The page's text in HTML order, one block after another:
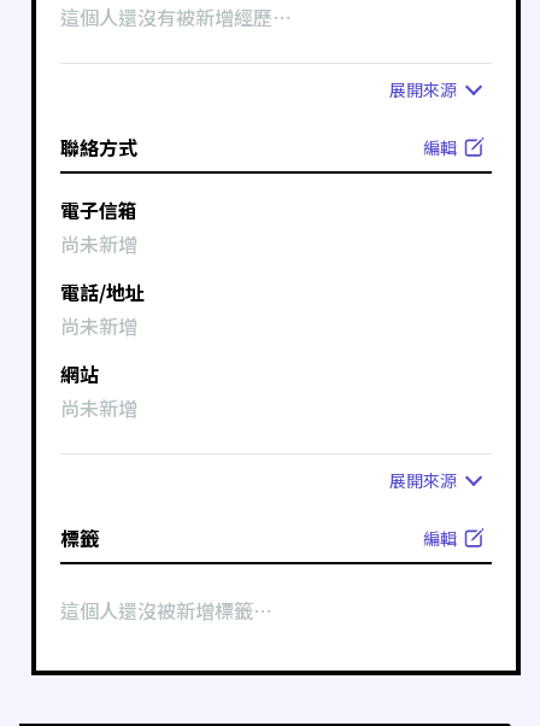
這個人還沒有被新增經歷⋯
展開來源
聯絡方式 編輯
電子信箱
尚未新增
電話/地址
尚未新增
網站
尚未新增
展開來源
標籤 編輯
這個人還沒被新增標籤⋯